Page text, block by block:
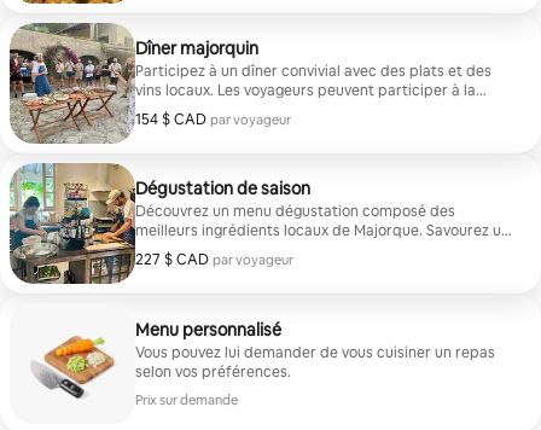
Dîner majorquin
Participez à un dîner convivial avec des plats et des
vins locaux. Les voyageurs peuvent participer à la
préparation d'une soirée inoubliable.
154 $ CAD par voyageur
154 $ CAD par voyageur
Dégustation de saison
Découvrez un menu dégustation composé des
meilleurs ingrédients locaux de Majorque. Savourez un
repas dans un jardin pittoresque avec des vins
sélectionnés.
227 $ CAD par voyageur
227 $ CAD par voyageur
Menu personnalisé
Vous pouvez lui demander de vous cuisiner un repas
selon vos préférences.
Prix sur demande